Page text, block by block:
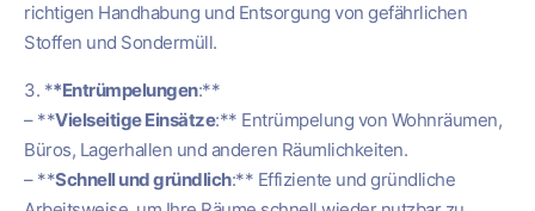
richtigen Handhabung und Entsorgung von gefährlichen
Stoffen und Sondermüll.
3. **Entrümpelungen:**
– **Vielseitige Einsätze:** Entrümpelung von Wohnräumen,
Büros, Lagerhallen und anderen Räumlichkeiten.
– **Schnell und gründlich:** Effiziente und gründliche